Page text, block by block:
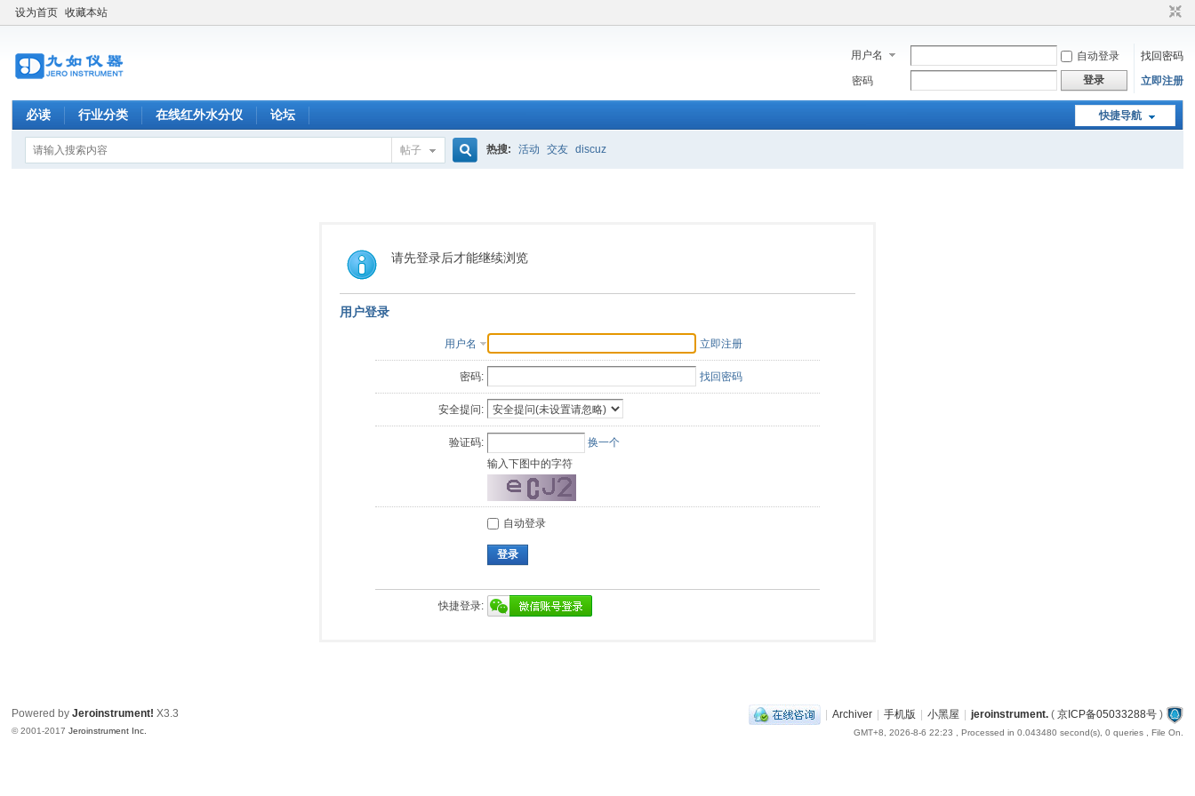
设为首页 收藏本站
用户名 自动登录
找回密码
密码
登录 立即注册
快捷导航
必读 行业分类 在线红外水分仪 论坛
帖子
索
热搜: 活动 交友 discuz
请先登录后才能继续浏览
用户登录
用户名 立即注册
密码: 找回密码
安全提问:
验证码:
换一个
输入下图中的字符
自动登录
登录
快捷登录:
| Archiver | 手机版 | 小黑屋 | jeroinstrument.( 京ICP备05033288号)
GMT+8, 2026-8-6 22:23 , Processed in 0.043480 second(s), 0 queries , File On.
Powered byJeroinstrument! X3.3
© 2001-2017Jeroinstrument Inc.